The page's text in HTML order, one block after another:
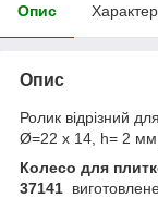
Опис
Опис
Ролик відрізний
Ø=22 х 14, h= 2
Колесо для
37141